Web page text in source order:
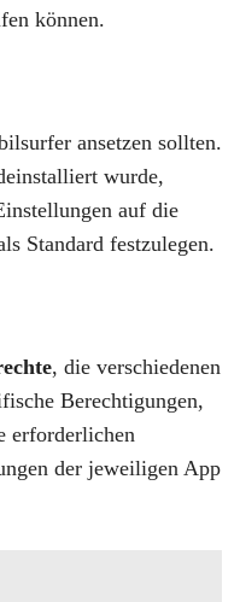
können.
ansetzen sollten.
wurde,
auf die
Standard festzulegen.
, die verschiedenen
Berechtigungen,
erforderlichen
der jeweiligen App